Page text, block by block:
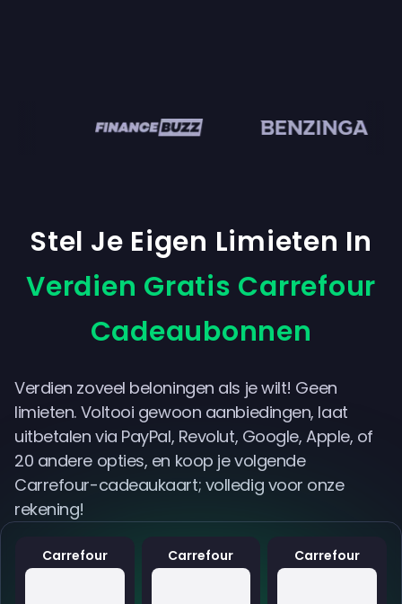
Carrefour Carrefour Carrefour
Stel Je Eigen Limieten In
Verdien Gratis Carrefour
Cadeaubonnen
Verdien zoveel beloningen als je wilt! Geen
limieten. Voltooi gewoon aanbiedingen, laat
uitbetalen via PayPal, Revolut, Google, Apple, of
20 andere opties, en koop je volgende
Carrefour-cadeaukaart; volledig voor onze
rekening!